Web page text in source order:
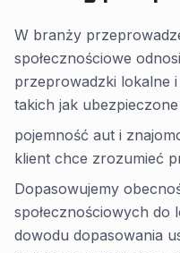
W branży
społecznościowe
przeprowadzki lokalne
takich jak
pojemność aut i
klient chce zrozumieć
Dopasowujemy
społecznościowych do
dowodu dopasowania